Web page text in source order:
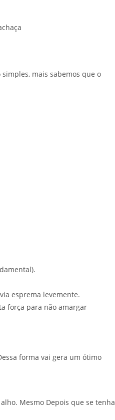
mais sabemos que o
esprema levemente.
força para não amargar
forma vai gera um ótimo
Mesmo Depois que se tenha